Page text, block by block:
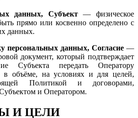
данных, Субъект— физическое
прямо или косвенно определено с
данных.
персональных данных, Согласие —
документ, который подтверждает
Субъекта передать Оператору
в объёме, на условиях и для целей,
Политикой и договорами,
и Оператором.
И ЦЕЛИ